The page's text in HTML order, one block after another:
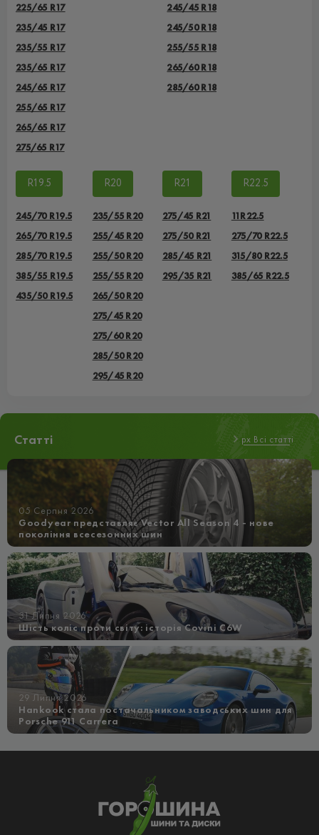
225/65 R17
235/45 R17
235/55 R17
235/65 R17
245/65 R17
255/65 R17
265/65 R17
275/65 R17
245/45 R18
245/50 R18
255/55 R18
265/60 R18
285/60 R18
R19.5
245/70 R19.5
265/70 R19.5
285/70 R19.5
385/55 R19.5
435/50 R19.5
R20
235/55 R20
255/45 R20
255/50 R20
255/55 R20
265/50 R20
275/45 R20
275/60 R20
285/50 R20
295/45 R20
R21
275/45 R21
275/50 R21
285/45 R21
295/35 R21
R22.5
11R22.5
275/70 R22.5
315/80 R22.5
385/65 R22.5
Статті px Всі статті
05 Серпня 2026
Goodyear представляє Vector All Season 4 - нове
покоління всесезонних шин
31 Липня 2026
Шість коліс проти світу: історія Covini C6W
29 Липня 2026
Hankook стала постачальником заводських шин для
Porsche 911 Carrera